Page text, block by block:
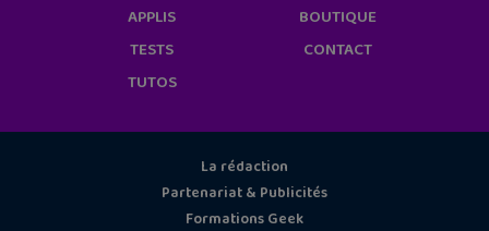
APPLIS
TESTS
TUTOS
BOUTIQUE
CONTACT
La rédaction
Partenariat & Publicités
Formations Geek